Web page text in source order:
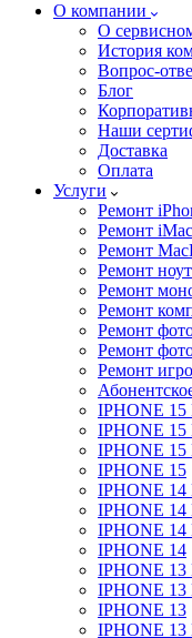
О компании
О
История
Вопрос-
Блог
Наши
Доставка
Оплата
Услуги
Ремонт
Ремонт iMac
Ремонт
Ремонт
Ремонт
Ремонт
Ремонт
Ремонт
Ремонт
IPHONE
IPHONE 15
IPHONE 15
IPHONE 15
IPHONE
IPHONE 14
IPHONE 14
IPHONE 14
IPHONE 13
IPHONE 13
IPHONE 13
IPHONE 13